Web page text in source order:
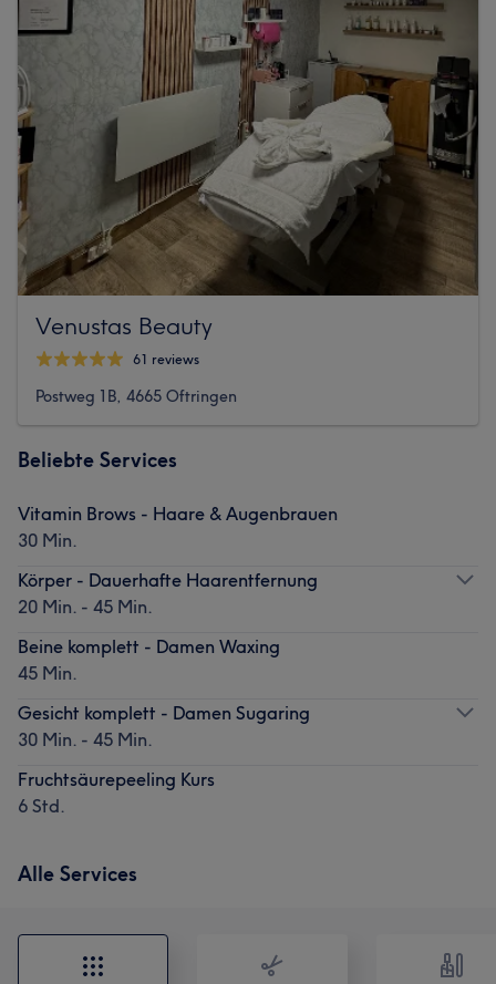
Venustas Beauty
61 reviews
Postweg 1B, 4665 Oftringen
Beliebte Services
Vitamin Brows - Haare & Augenbrauen
30 Min.
Körper - Dauerhafte Haarentfernung
20 Min. - 45 Min.
Beine komplett - Damen Waxing
45 Min.
Gesicht komplett - Damen Sugaring
30 Min. - 45 Min.
Fruchtsäurepeeling Kurs
6 Std.
Alle Services